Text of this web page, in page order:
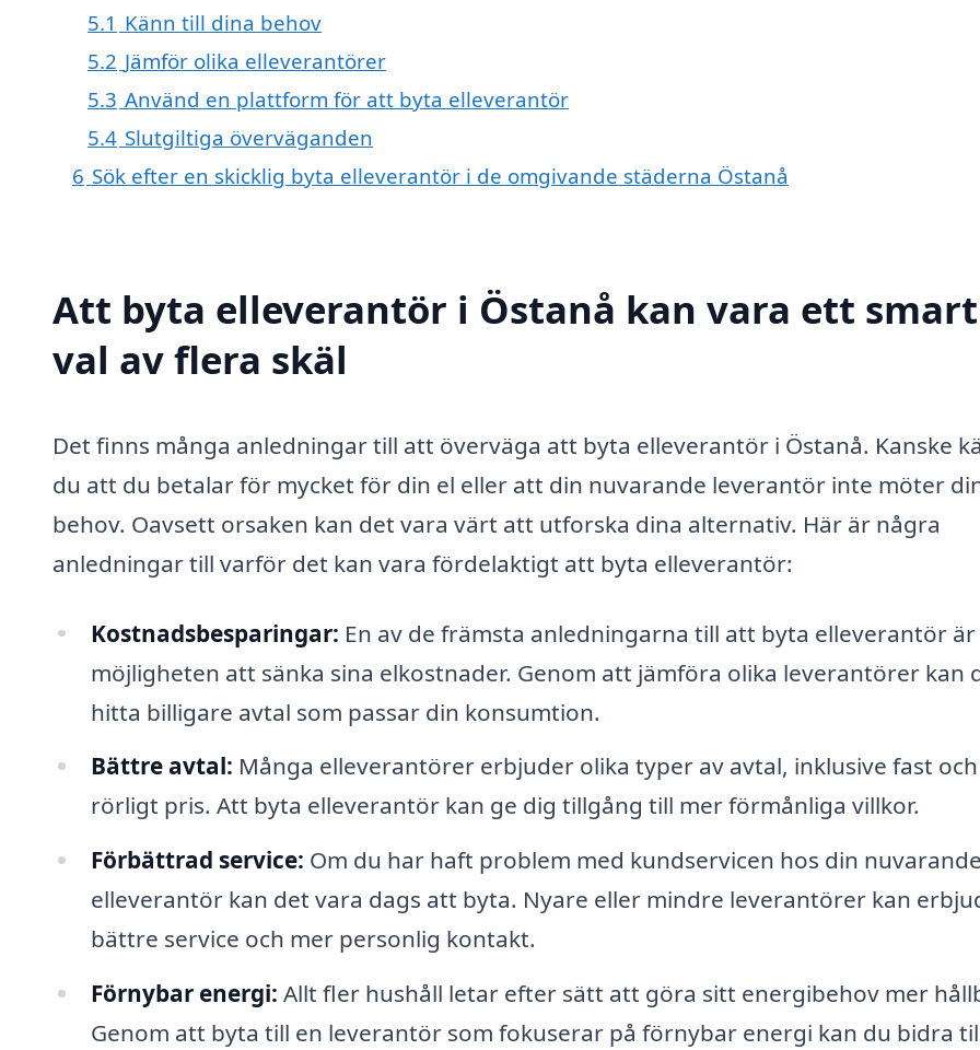
5.1 Känn till dina behov
5.2 Jämför olika elleverantörer
5.3 Använd en plattform för att byta elleverantör
5.4 Slutgiltiga överväganden
6 Sök efter en skicklig byta elleverantör i de omgivande städerna Östanå
Att byta elleverantör i Östanå kan vara ett smart
val av flera skäl
Det finns många anledningar till att överväga att byta elleverantör i Östanå. Kanske
du att du betalar för mycket för din el eller att din nuvarande leverantör inte möter
behov. Oavsett orsaken kan det vara värt att utforska dina alternativ. Här är några
anledningar till varför det kan vara fördelaktigt att byta elleverantör:
Kostnadsbesparingar: En av de främsta anledningarna till att byta elleverantör är
möjligheten att sänka sina elkostnader. Genom att jämföra olika leverantörer kan
hitta billigare avtal som passar din konsumtion.
Bättre avtal: Många elleverantörer erbjuder olika typer av avtal, inklusive fast och
rörligt pris. Att byta elleverantör kan ge dig tillgång till mer förmånliga villkor.
Förbättrad service: Om du har haft problem med kundservicen hos din nuvarande
elleverantör kan det vara dags att byta. Nyare eller mindre leverantörer kan
bättre service och mer personlig kontakt.
Förnybar energi: Allt fler hushåll letar efter sätt att göra sitt energibehov mer
Genom att byta till en leverantör som fokuserar på förnybar energi kan du bidra